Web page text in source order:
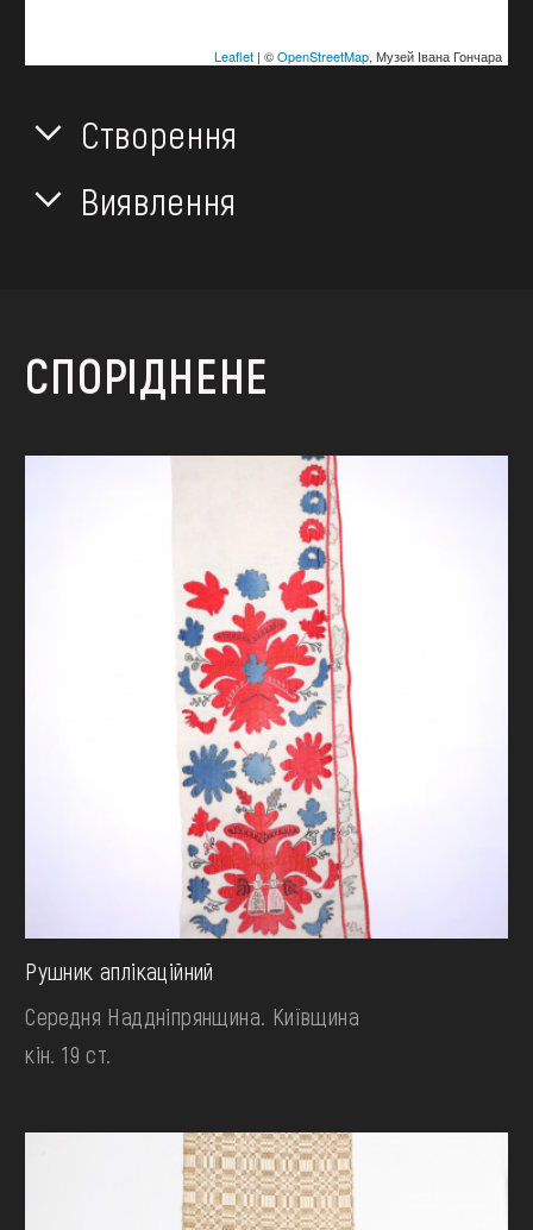
Leaflet| ©OpenStreetMap, Музей Івана Гончара
Створення
Виявлення
СПОРІДНЕНЕ
Рушник аплікаційний
Середня Наддніпрянщина. Київщина
кін. 19 ст.